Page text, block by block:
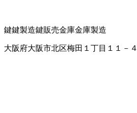
鍵鍵製造鍵販売金庫金庫製造
大阪府大阪市北区梅田１丁目１１－４